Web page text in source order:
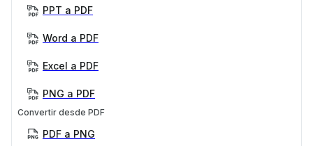
PPT a PDF
Word a PDF
Excel a PDF
PNG a PDF
Convertir desde PDF
PDF a PNG